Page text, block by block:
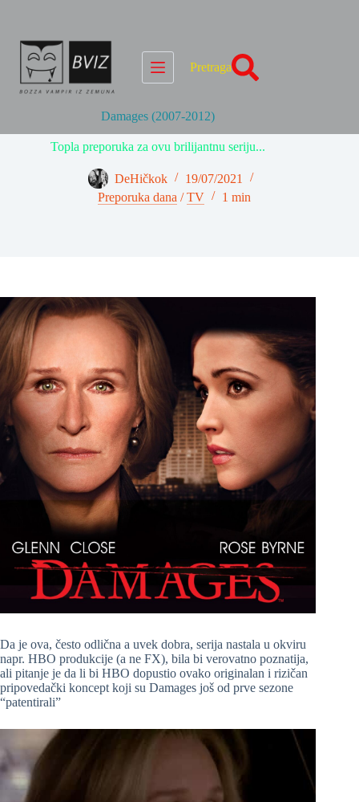
Pretraga
Damages (2007-2012)
Topla preporuka za ovu brilijantnu seriju...
DeHičkok
19/07/2021
Preporuka dana /TV 1 min
Da je ova, često odlična a uvek dobra, serija nastala u okviru
napr. HBO produkcije (a ne FX), bila bi verovatno poznatija,
ali pitanje je da li bi HBO dopustio ovako originalan i rizičan
pripovedački koncept koji su Damages još od prve sezone
“patentirali”